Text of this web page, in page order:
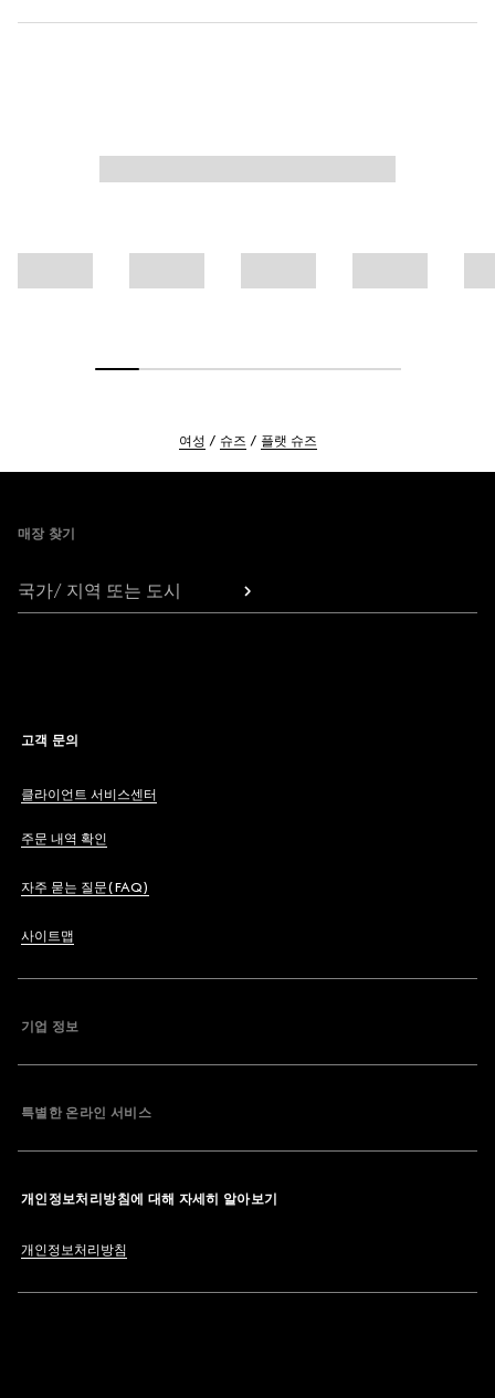
여성 슈즈 플랫 슈즈
매장 찾기
국가/ 지역 또는 도시
고객 문의
클라이언트 서비스센터
주문 내역 확인
자주 묻는 질문(FAQ)
사이트맵
기업 정보
특별한 온라인 서비스
개인정보처리방침에 대해 자세히 알아보기
개인정보처리방침